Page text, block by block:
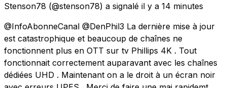
Stenson78 (@stenson78) a signalé il y a 14 minutes
@InfoAbonneCanal @DenPhil3 La dernière mise à jour
est catastrophique et beaucoup de chaînes ne
fonctionnent plus en OTT sur tv Phillips 4K . Tout
fonctionnait correctement auparavant avec les chaînes
dédiées UHD . Maintenant on a le droit à un écran noir